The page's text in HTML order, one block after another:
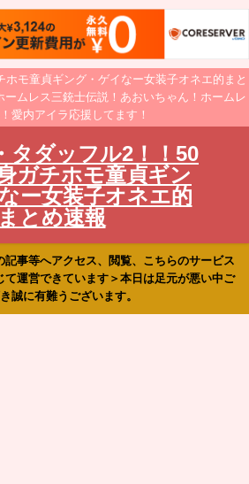
ホモ童貞ギング・ゲイなー女装子オネエ的まと
ムレス三銃士伝説！あおいちゃん！ホームレ
愛内アイラ応援してます！
タダッフル2！！50
ガチホモ童貞ギン
ー女装子オネエ的
まとめ速報
記事等へアクセス、閲覧、こちらのサービス
て運営できています＞本日は足元が悪い中ご
誠に有難うございます。